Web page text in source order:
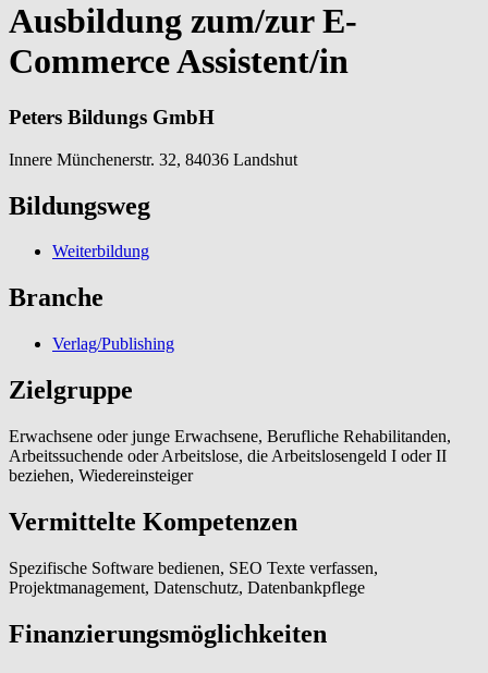
Ausbildung zum/zur E-
Commerce Assistent/in
Peters Bildungs GmbH
Innere Münchenerstr. 32, 84036 Landshut
Bildungsweg
Weiterbildung
Branche
Verlag/Publishing
Zielgruppe
Erwachsene oder junge Erwachsene, Berufliche Rehabilitanden,
Arbeitssuchende oder Arbeitslose, die Arbeitslosengeld I oder II
beziehen, Wiedereinsteiger
Vermittelte Kompetenzen
Spezifische Software bedienen, SEO Texte verfassen,
Projektmanagement, Datenschutz, Datenbankpflege
Finanzierungsmöglichkeiten